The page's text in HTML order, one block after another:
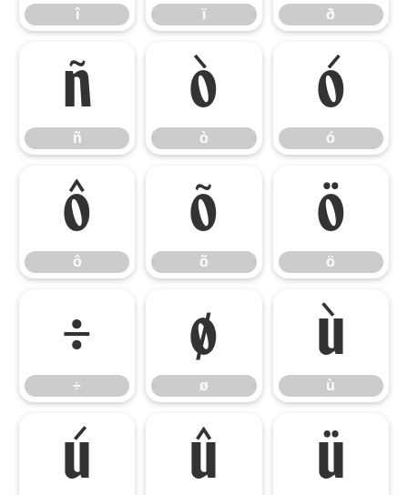
î ï ð
ñ
ñ
ò
ò
ó
ó
ô
ô
õ
õ
ö
ö
÷
÷
ø
ø
ù
ù
ú û ü